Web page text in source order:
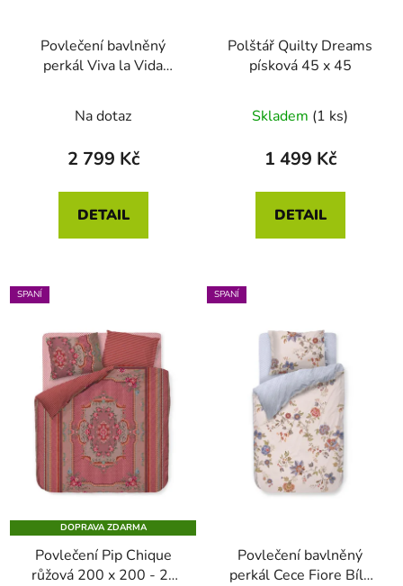
Povlečení bavlněný
perkál Viva la Vida
90
Na dotaz
2 799 Kč
DETAIL
Polštář Quilty Dreams
písková 45 x 45
hodnocení
produktu
5,0
z
Skladem (1 ks)
1 499 Kč
DETAIL
SPANÍ
DOPRAVA ZDARMA
Povlečení Pip Chique
růžová 200 x 200 - 2x
SPANÍ
Povlečení bavlněný
perkál Cece Fiore Bílé